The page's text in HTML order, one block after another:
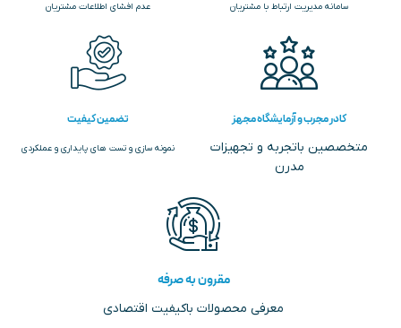
سامانه مدیریت ارتباط با مشتریان عدم افشای اطلاعات مشتریان
کادر مجرب و آزمایشگاه مجهز
متخصصین باتجربه و تجهیزات
مدرن
تضمین کیفیت
نمونه سازی و تست های پایداری و عملکردی
مقرون به صرفه
معرفی محصولات باکیفیت اقتصادی